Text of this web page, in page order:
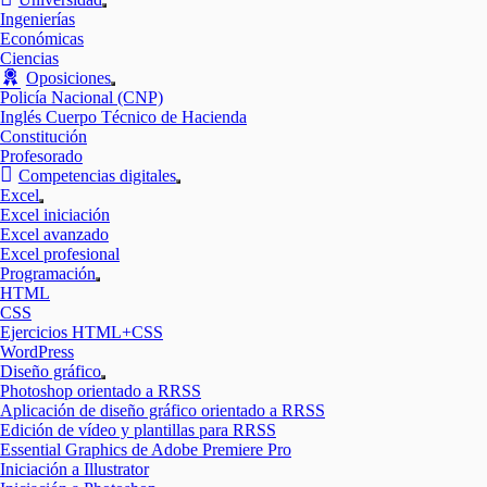
Mostrar
Ingenierías
Económicas
Ciencias
Oposiciones
Mostrar
el
submenú
Policía Nacional (CNP)
Inglés Cuerpo Técnico de Hacienda
Constitución
Profesorado
Competencias digitales
Mostrar
Excel
Mostrar
el
submenú
Excel iniciación
Excel avanzado
Excel profesional
Programación
Mostrar
HTML
CSS
Ejercicios HTML+CSS
WordPress
Diseño gráfico
Mostrar
el
submenú
Photoshop orientado a RRSS
Aplicación de diseño gráfico orientado a RRSS
Edición de vídeo y plantillas para RRSS
Essential Graphics de Adobe Premiere Pro
Iniciación a Illustrator